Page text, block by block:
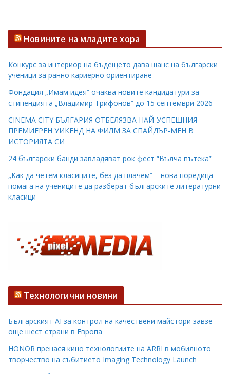
Новините на младите хора
Конкурс за интериор на бъдещето дава шанс на български
ученици за ранно кариерно ориентиране
Фондация „Имам идея“ очаква новите кандидатури за
стипендията „Владимир Трифонов“ до 15 септември 2026
CINEMA CITY БЪЛГАРИЯ ОТБЕЛЯЗВА НАЙ-УСПЕШНИЯ
ПРЕМИЕРЕН УИКЕНД НА ФИЛМ ЗА СПАЙДЪР-МЕН В
ИСТОРИЯТА СИ
24 български банди завладяват рок фест “Вълча пътека”
„Как да четем класиците, без да плачем“ – нова поредица
помага на учениците да разберат българските литературни
класици
Технологични новини
Българският AI за контрол на качествени майстори завзе
още шест страни в Европа
HONOR пренася кино технологиите на ARRI в мобилното
творчество на събитието Imaging Technology Launch